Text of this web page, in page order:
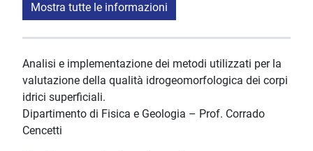
Mostra tutte le informazioni
Analisi e implementazione dei metodi utilizzati per la
valutazione della qualità idrogeomorfologica dei corpi
idrici superficiali.
Dipartimento di Fisica e Geologia – Prof. Corrado
Cencetti